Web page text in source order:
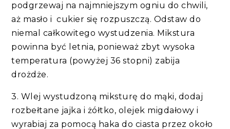
podgrzewaj na najmniejszym ogniu do chwili,
aż masło i cukier się rozpuszczą. Odstaw do
niemal całkowitego wystudzenia. Mikstura
powinna być letnia, ponieważ zbyt wysoka
temperatura (powyżej 36 stopni) zabija
drożdże.
3. Wlej wystudzoną miksturę do mąki, dodaj
rozbełtane jajka i żółtko, olejek migdałowy i
wyrabiaj za pomocą haka do ciasta przez około